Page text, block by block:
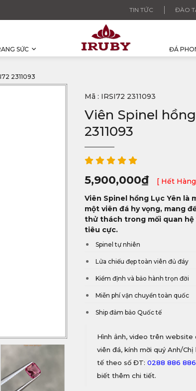
TIN TỨC ĐÀO
SỨC ĐÁ
2311093
Mã : IRSI72 2311093
Viên Spinel
2311093
5,900,000₫
[ Hết
Viên Spinel hồng Lục Yên là
một viên đá hy vọng, mang
thử thách trong mối quan hệ
tiêu cực.
Spinel tự nhiên
Lửa chiếu đẹp toàn viên đủ đáy
Kiểm định và bảo hành trọn đời
Miễn phí vận chuyển toàn quốc
Ship đảm bảo Quốc tế
Hình ảnh, video trên
viên đá, kính mời quý Anh/
tế theo số ĐT: 0288 886 886
biết thêm chi tiết.